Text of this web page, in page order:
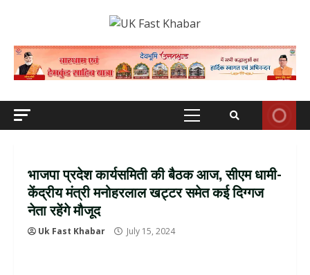
Primary
भाजपा प्रदेश कार्यसमिती की बैठक आज, सीएम धामी-
केंद्रीय मंत्री मनोहरलाल खट्टर समेत कई दिग्गज
नेता रहेंगे मौजूद
Uk Fast Khabar July 15, 2024